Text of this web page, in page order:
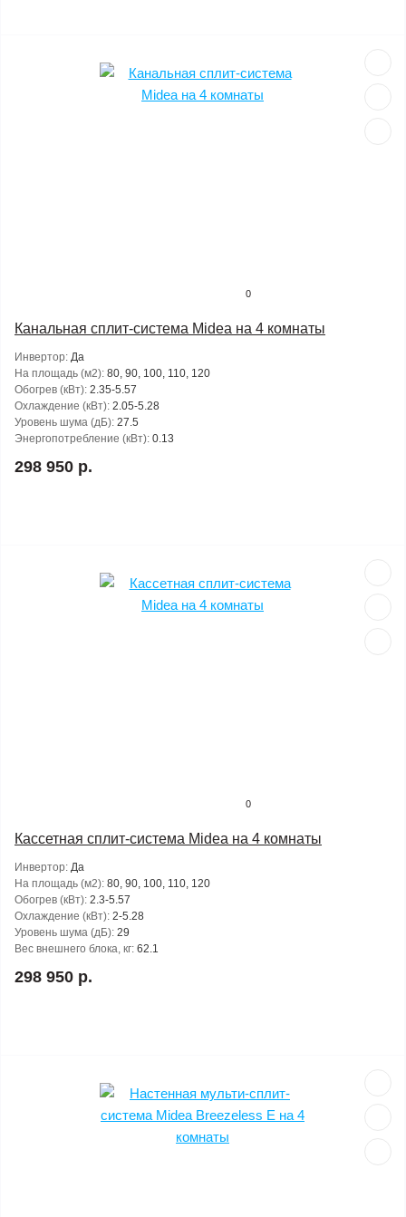
0
Канальная сплит-система Midea на 4 комнаты
Инвертор: Да
На площадь (м2): 80, 90, 100, 110, 120
Обогрев (кВт): 2.35-5.57
Охлаждение (кВт): 2.05-5.28
Уровень шума (дБ): 27.5
Энергопотребление (кВт): 0.13
298 950 р.
0
Кассетная сплит-система Midea на 4 комнаты
Инвертор: Да
На площадь (м2): 80, 90, 100, 110, 120
Обогрев (кВт): 2.3-5.57
Охлаждение (кВт): 2-5.28
Уровень шума (дБ): 29
Вес внешнего блока, кг: 62.1
298 950 р.